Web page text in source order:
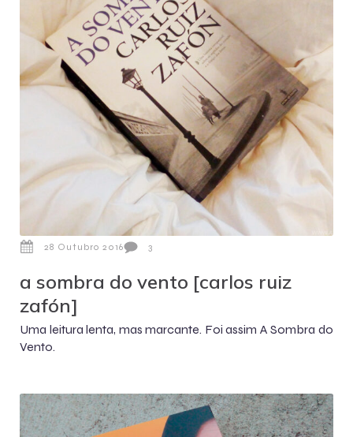
28 Outubro 2016 3
a sombra do vento [carlos ruiz
zafón]
Uma leitura lenta, mas marcante. Foi assim A Sombra do
Vento.